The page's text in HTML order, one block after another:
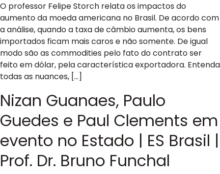
O professor Felipe Storch relata os impactos do
aumento da moeda americana no Brasil. De acordo com
a análise, quando a taxa de câmbio aumenta, os bens
importados ficam mais caros e não somente. De igual
modo são as commodities pelo fato do contrato ser
feito em dólar, pela característica exportadora. Entenda
todas as nuances, […]
Nizan Guanaes, Paulo
Guedes e Paul Clements em
evento no Estado | ES Brasil |
Prof. Dr. Bruno Funchal